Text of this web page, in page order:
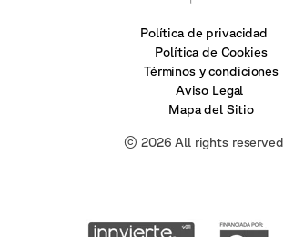
Política de privacidad
Política de Cookies
Términos y condiciones
Aviso Legal
Mapa del Sitio
© 2026 All rights reserved